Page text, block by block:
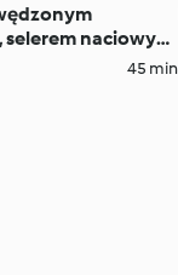
selerem naciowym
włoskimi
45 min